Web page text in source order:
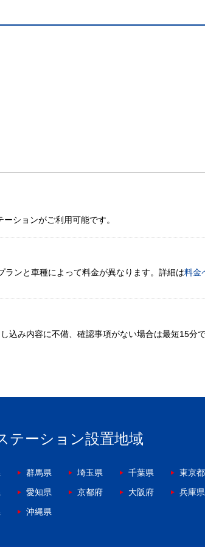
ションがご利用可能です。
ンと車種によって料金が異なります。詳細は料金
込み内容に不備、確認事項がない場合は最短15分
テーション設置地域
群馬県 埼玉県 千葉県
東京都
愛知県 京都府 大阪府
兵庫県
沖縄県